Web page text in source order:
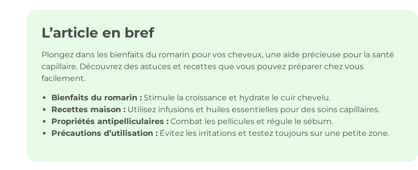
L’article en bref
Plongez dans les bienfaits du romarin pour vos cheveux, une aide précieuse pour la santé
capillaire. Découvrez des astuces et recettes que vous pouvez préparer chez vous
facilement.
Bienfaits du romarin :Stimule la croissance et hydrate le cuir chevelu.
Recettes maison :Utilisez infusions et huiles essentielles pour des soins capillaires.
Propriétés antipelliculaires :Combat les pellicules et régule le sébum.
Précautions d’utilisation :Évitez les irritations et testez toujours sur une petite zone.